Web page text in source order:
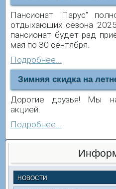
Пансионат "Парус"
отдыхающих сезона
пансионат будет рад
мая по 30 сентября.
Подробнее...
Зимняя скидка на
Дорогие друзья! Мы
акцией.
Подробнее...
НОВОСТИ